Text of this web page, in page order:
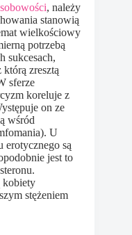
, należy
stanowią
wielkościowy
potrzebą
sukcesach,
którą zresztą
sferze
koreluje z
on ze
wśród
U
erotycznego są
jest to
kobiety
stężeniem